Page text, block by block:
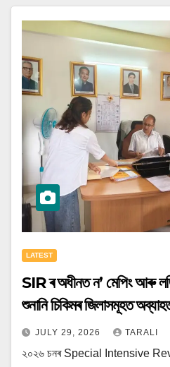
LATEST
SIR ৰ অধীনত ন’ মেপিং আৰু
শুনানি চিকিমৰ জিলাসমূহত
JULY 29, 2026 TARALI
২০২৬ চনৰ Special Intensive